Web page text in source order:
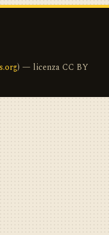
) — licenza CC BY